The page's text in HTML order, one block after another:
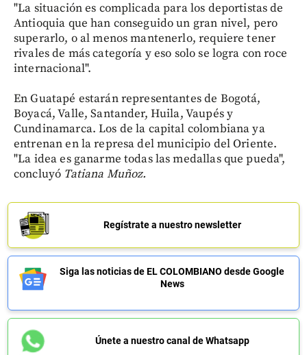
"La situación es complicada para los deportistas de
Antioquia que han conseguido un gran nivel, pero
superarlo, o al menos mantenerlo, requiere tener
rivales de más categoría y eso solo se logra con roce
internacional".
En Guatapé estarán representantes de Bogotá,
Boyacá, Valle, Santander, Huila, Vaupés y
Cundinamarca. Los de la capital colombiana ya
entrenan en la represa del municipio del Oriente.
"La idea es ganarme todas las medallas que pueda",
concluyó Tatiana Muñoz.
Regístrate a nuestro newsletter
Siga las noticias de EL COLOMBIANO desde Google
News
Únete a nuestro canal de Whatsapp